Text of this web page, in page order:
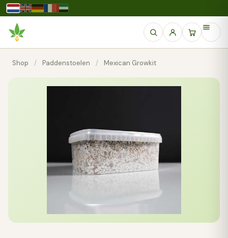
Shop / Paddenstoelen / Mexican Growkit